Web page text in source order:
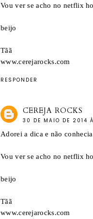
Vou ver se acho no netflix
beijo
Tãã
www.cerejarocks.com
RESPONDER
CEREJA ROCKS
30 DE MAIO DE 2014
Adorei a dica e não
Vou ver se acho no netflix
beijo
Tãã
www.cerejarocks.com